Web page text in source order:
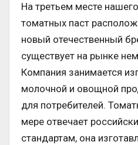
На третьем месте
томатных паст
новый отечественный
существует на рынке
Компания занимается
молочной и овощной
для потребителей.
мере отвечает
стандартам, она